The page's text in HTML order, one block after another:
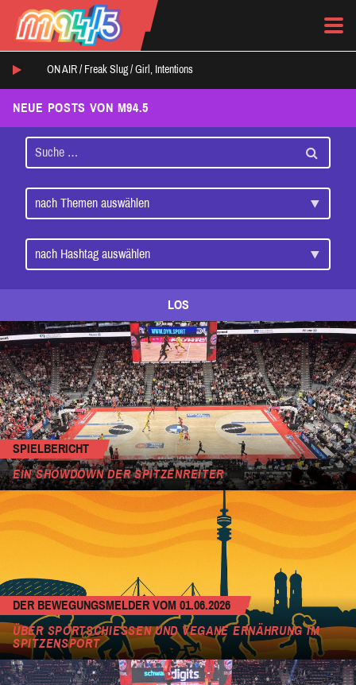
ON AIR / Freak Slug / Girl, Intentions
NEUE POSTS VON M94.5
LOS
SPIELBERICHT
EIN SHOWDOWN DER SPITZENREITER
DER BEWEGUNGSMELDER VOM 01.06.2026
ÜBER SPORTSCHIESSEN UND VEGANE ERNÄHRUNG IM S
PITZENSPORT